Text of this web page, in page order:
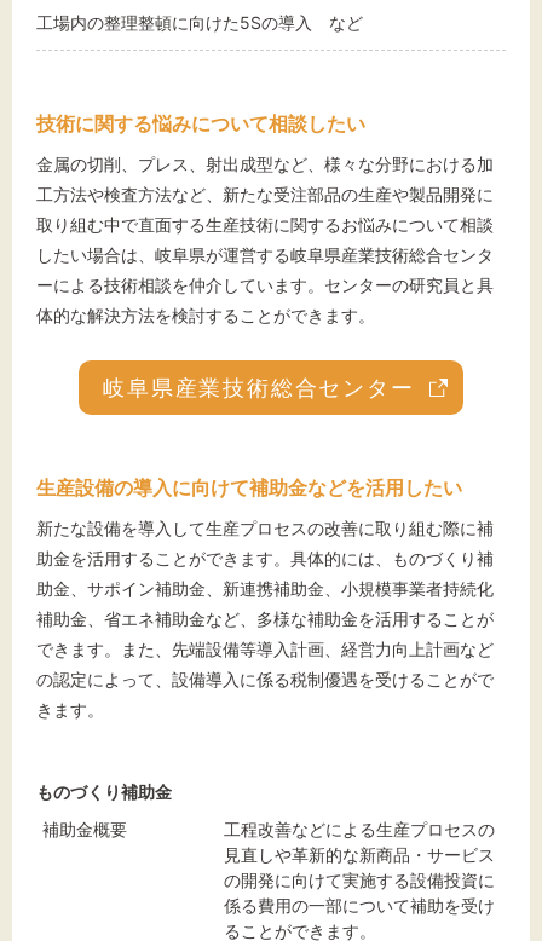
工場内の整理整頓に向けた5Sの導入 など
技術に関する悩みについて相談したい
金属の切削、プレス、射出成型など、様々な分野における加
工方法や検査方法など、新たな受注部品の生産や製品開発に
取り組む中で直面する生産技術に関するお悩みについて相談
したい場合は、岐阜県が運営する岐阜県産業技術総合センタ
ーによる技術相談を仲介しています。センターの研究員と具
体的な解決方法を検討することができます。
岐阜県産業技術総合センター
生産設備の導入に向けて補助金などを活用したい
新たな設備を導入して生産プロセスの改善に取り組む際に補
助金を活用することができます。具体的には、ものづくり補
助金、サポイン補助金、新連携補助金、小規模事業者持続化
補助金、省エネ補助金など、多様な補助金を活用することが
できます。また、先端設備等導入計画、経営力向上計画など
の認定によって、設備導入に係る税制優遇を受けることがで
きます。
ものづくり補助金
補助金概要
工程改善などによる生産プロセスの
見直しや革新的な新商品・サービス
の開発に向けて実施する設備投資に
係る費用の一部について補助を受け
ることができます。